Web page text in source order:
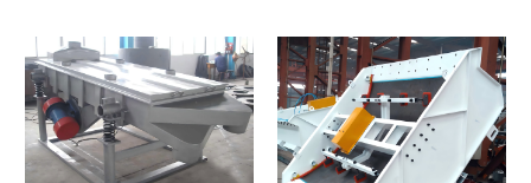
резиновый ролик
Промышленный круглый
поворотный грохот